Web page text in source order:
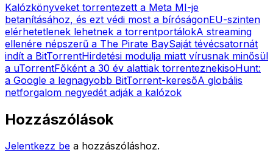
Kalózkönyveket torrentezett a Meta MI-je
betanításához, és ezt védi most a bíróságonEU-szinten
elérhetetlenek lehetnek a torrentportálokA streaming
ellenére népszerű a The Pirate BaySaját tévécsatornát
indít a BitTorrentHirdetési modulja miatt vírusnak minősül
a uTorrentFőként a 30 év alattiak torrenteznekisoHunt:
a Google a legnagyobb BitTorrent-keresőA globális
netforgalom negyedét adják a kalózok
Hozzászólások
Jelentkezz be a hozzászóláshoz.